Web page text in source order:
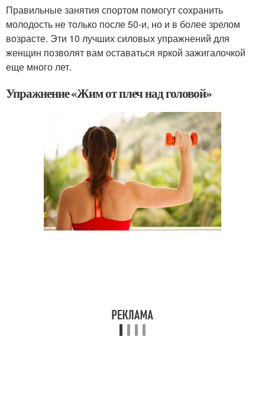
Правильные занятия спортом помогут сохранить
молодость не только после 50-и, но и в более зрелом
возрасте. Эти 10 лучших силовых упражнений для
женщин позволят вам оставаться яркой зажигалочкой
еще много лет.
Упражнение «Жим от плеч над головой»